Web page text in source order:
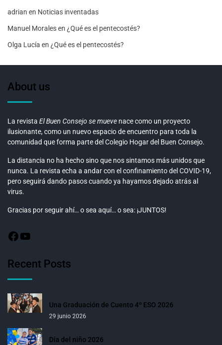
adrian en Noticias inventadas
Manuel Moralesen ¿Qué es el pentecostés?
Olga Lucía en ¿Qué es el pentecostés?
About us
La revista El Buen Consejo se mueve nace como un proyecto
ilusionante, como un nuevo espacio de encuentro para toda la
comunidad que forma parte del Colegio Hogar del Buen Consejo.
La distancia no ha hecho sino que nos sintamos más unidos que
nunca. La revista echa a andar con el confinamiento del COVID-19,
pero seguirá dando pasos cuando ya hayamos dejado atrás al
virus.
Gracias por seguir ahí… o sea aquí… o sea: ¡JUNTOS!
Recent Posts
Una Graduación de Cuento 4º ESO 2026
29 junio 2026
Día del niño 2026